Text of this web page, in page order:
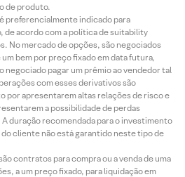
de produto.
preferencialmente indicado para
de acordo com a política de suitability
No mercado de opções, são negociados
bem por preço fixado em data futura,
pagar um prêmio ao vendedor tal
com esses derivativos são
por apresentarem altas relações de risco e
a possibilidade de perdas
duração recomendada para o investimento
cliente não está garantido neste tipo de
contratos para compra ou a venda de uma
a um preço fixado, para liquidação em